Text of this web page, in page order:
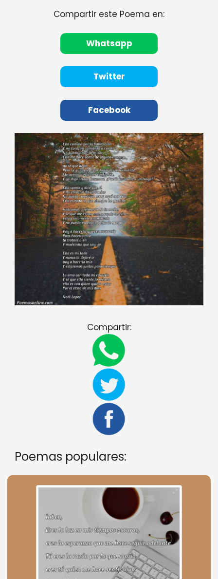
Compartir este Poema en:
Whatsapp
Twitter
Facebook
Compartir:
Poemas populares: